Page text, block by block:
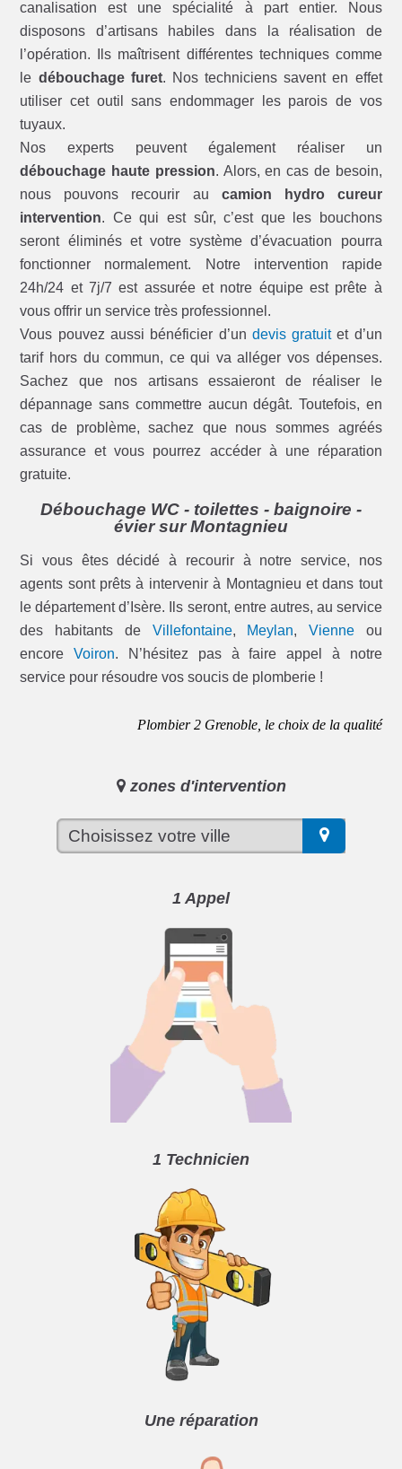
canalisation est une spécialité à part entier. Nous
disposons d’artisans habiles dans la réalisation de
l’opération. Ils maîtrisent différentes techniques comme
le débouchage furet. Nos techniciens savent en effet
utiliser cet outil sans endommager les parois de vos
tuyaux.
Nos experts peuvent également réaliser un
débouchage haute pression. Alors, en cas de besoin,
nous pouvons recourir au camion hydro cureur
intervention. Ce qui est sûr, c’est que les bouchons
seront éliminés et votre système d’évacuation pourra
fonctionner normalement. Notre intervention rapide
24h/24 et 7j/7 est assurée et notre équipe est prête à
vous offrir un service très professionnel.
Vous pouvez aussi bénéficier d’un devis gratuitet d’un
tarif hors du commun, ce qui va alléger vos dépenses.
Sachez que nos artisans essaieront de réaliser le
dépannage sans commettre aucun dégât. Toutefois, en
cas de problème, sachez que nous sommes agréés
assurance et vous pourrez accéder à une réparation
gratuite.
Débouchage WC - toilettes - baignoire -
évier sur Montagnieu
Si vous êtes décidé à recourir à notre service, nos
agents sont prêts à intervenir à Montagnieu et dans tout
le département d’Isère. Ils seront, entre autres, au service
des habitants de Villefontaine, Meylan, Vienneou
encoreVoiron. N’hésitez pas à faire appel à notre
service pour résoudre vos soucis de plomberie !
Plombier 2 Grenoble, le choix de la qualité
zones d'intervention
1 Appel
1 Technicien
Une réparation